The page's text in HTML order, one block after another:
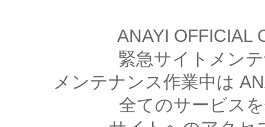
ANAYI OFFICIAL
緊急サイトメン
メンテナンス作業中は
全てのサービス